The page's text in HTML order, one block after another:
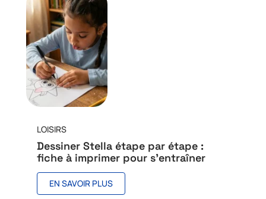
LOISIRS
Dessiner Stella étape par étape :
fiche à imprimer pour s’entraîner
EN SAVOIR PLUS